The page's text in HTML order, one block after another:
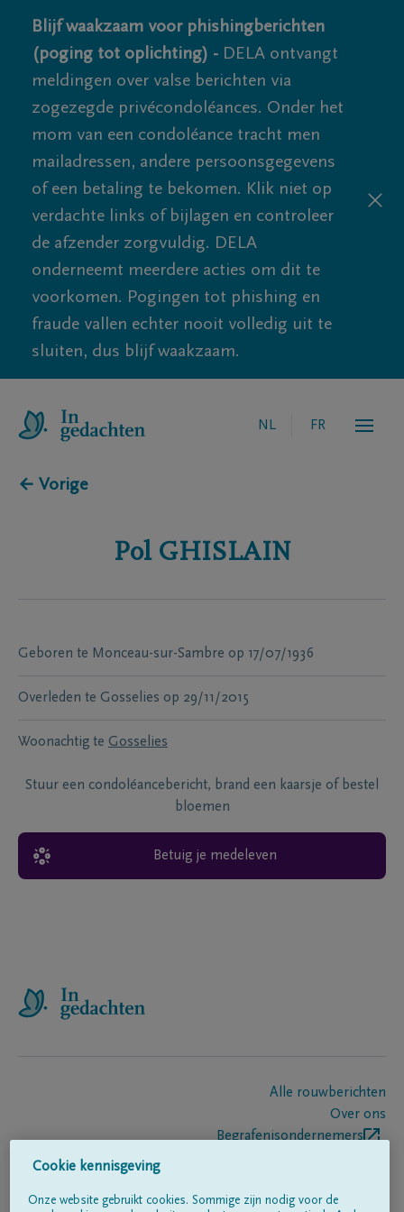
Blijf waakzaam voor phishingberichten
(poging tot oplichting) - DELA ontvangt
meldingen over valse berichten via
zogezegde privécondoléances. Onder het
mom van een condoléance tracht men
mailadressen, andere persoonsgegevens
of een betaling te bekomen. Klik niet op
verdachte links of bijlagen en controleer
de afzender zorgvuldig. DELA
onderneemt meerdere acties om dit te
voorkomen. Pogingen tot phishing en
fraude vallen echter nooit volledig uit te
sluiten, dus blijf waakzaam.
NL FR
← Vorige
Pol GHISLAIN
Geboren te Monceau-sur-Sambre op 17/07/1936
Overleden te Gosselies op 29/11/2015
Woonachtig te Gosselies
Stuur een condoléancebericht, brand een kaarsje of bestel
bloemen
Betuig je medeleven
Alle rouwberichten
Over ons
Begrafenisondernemers
Cookie kennisgeving
Onze website gebruikt cookies. Sommige zijn nodig voor de